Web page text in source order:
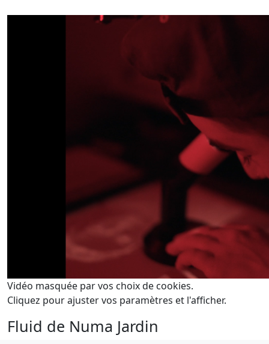
Vidéo masquée par vos choix de cookies.
Cliquez pour ajuster vos paramètres et l'afficher.
Fluid de Numa Jardin